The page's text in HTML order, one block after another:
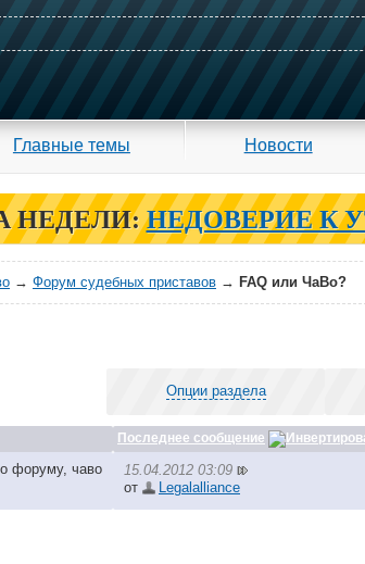
Главные темы Новости
НЕДЕЛИ: НЕДОВЕРИЕ К
→ Форум судебных приставов → FAQ или ЧаВо?
Опции раздела
Последнее сообщение
15.04.2012 03:09
от
Legalalliance